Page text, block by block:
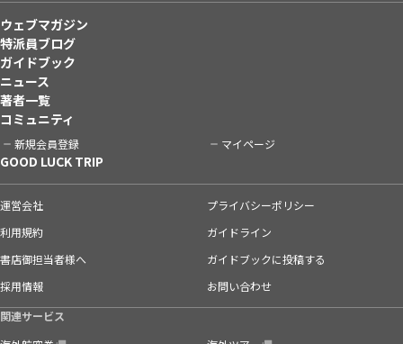
ウェブマガジン
特派員ブログ
ガイドブック
ニュース
著者一覧
コミュニティ
新規会員登録 マイページ
GOOD LUCK TRIP
運営会社
プライバシーポリシー
利用規約
ガイドライン
書店御担当者様へ
ガイドブックに投稿する
採用情報
お問い合わせ
関連サービス